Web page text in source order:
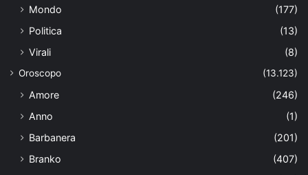
Mondo
(177)
Politica
(13)
Virali
(8)
Oroscopo (13.123)
Amore
(246)
Anno
(1)
Barbanera
(201)
Branko
(407)